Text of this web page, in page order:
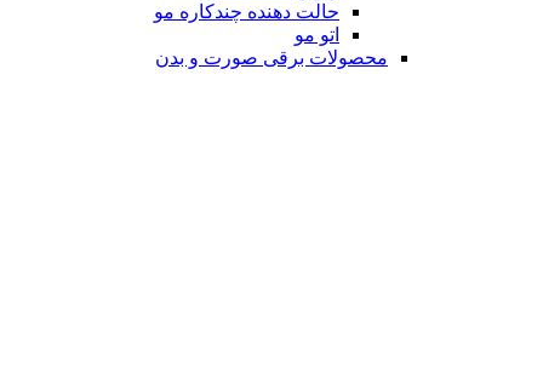
حالت دهنده چندکاره مو
اتو مو
محصولات برقی صورت و بدن